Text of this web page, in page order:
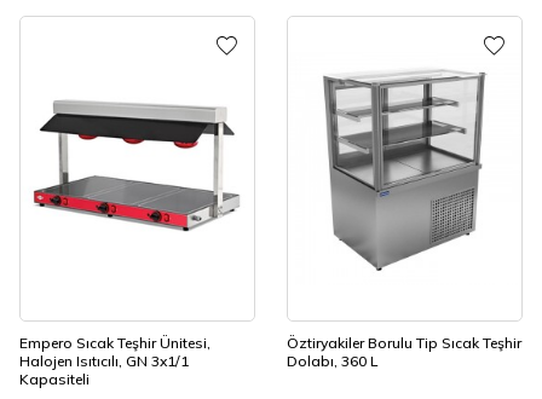
Empero Sıcak Teşhir Ünitesi,
Halojen Isıtıcılı, GN 3x1/1
Kapasiteli
Öztiryakiler Borulu Tip Sıcak Teşhir
Dolabı, 360 L